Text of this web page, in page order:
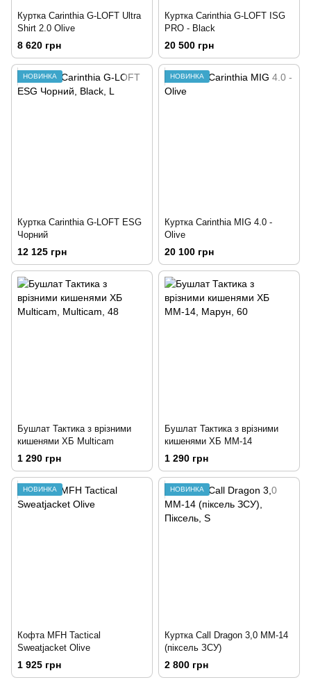
Куртка Carinthia G-LOFT Ultra
Shirt 2.0 Olive
8 620 грн
Куртка Carinthia G-LOFT ISG
PRO - Black
20 500 грн
НОВИНКА
Куртка Carinthia G-LOFT ESG
Чорний
12 125 грн
НОВИНКА
Куртка Carinthia MIG 4.0 -
Olive
20 100 грн
Бушлат Тактика з врізними
кишенями ХБ Multicam
1 290 грн
Бушлат Тактика з врізними
кишенями ХБ ММ-14
1 290 грн
НОВИНКА
Кофта MFH Tactical
Sweatjacket Olive
1 925 грн
НОВИНКА
Куртка Call Dragon 3,0 ММ-14
(піксель ЗСУ)
2 800 грн